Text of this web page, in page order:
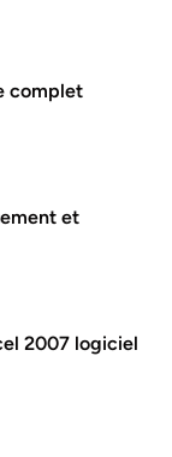
complet
et
2007 logiciel